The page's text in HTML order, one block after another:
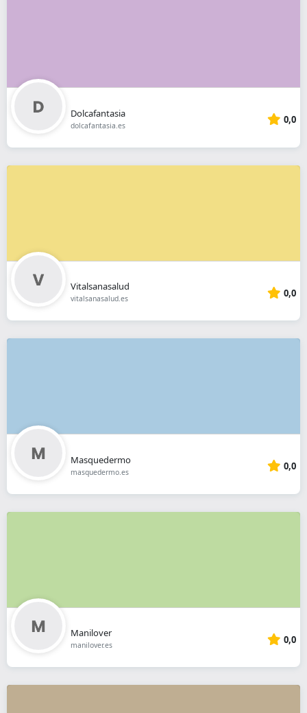
Dolcafantasia
dolcafantasia.es 0,0
Vitalsanasalud
vitalsanasalud.es 0,0
Masquedermo
masquedermo.es 0,0
Manilover
manilover.es 0,0